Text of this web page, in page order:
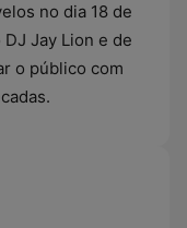
no dia 18 de
Jay Lion e de
o público com